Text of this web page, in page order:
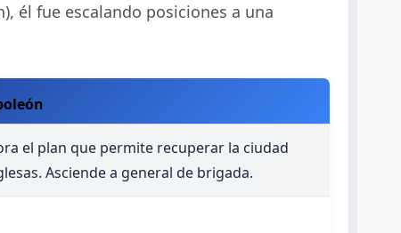
él fue escalando posiciones a una
el plan que permite recuperar la ciudad
Asciende a general de brigada.